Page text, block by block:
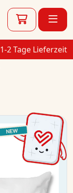
1-2 Tage Lieferzeit